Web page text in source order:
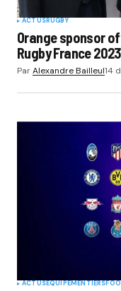
ACTUSRUGBY
Orange sponsor
Rugby France 2023
ParAlexandre Bailleul14
ACTUSEQUIPEMENTIERS